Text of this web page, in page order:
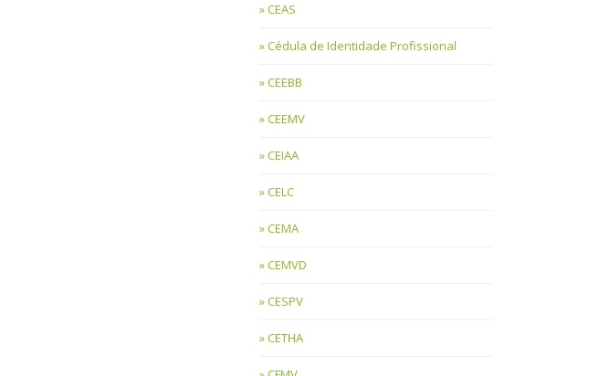
CEAS
Cédula de Identidade Profissional
CEEBB
CEEMV
CEIAA
CELC
CEMA
CEMVD
CESPV
CETHA